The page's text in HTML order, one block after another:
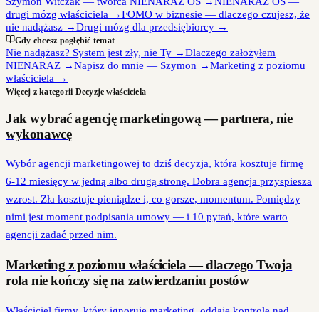
drugi mózg właściciela →FOMO w biznesie — dlaczego czujesz, że
nie nadążasz →Drugi mózg dla przedsiębiorcy →
Gdy chcesz pogłębić temat
Nie nadążasz? System jest zły, nie Ty →Dlaczego założyłem
NIENARAZ →Napisz do mnie — Szymon →Marketing z poziomu
właściciela →
Więcej z kategorii Decyzje właściciela
Jak wybrać agencję marketingową — partnera, nie
wykonawcę
Wybór agencji marketingowej to dziś decyzja, która kosztuje firmę
6-12 miesięcy w jedną albo drugą stronę. Dobra agencja przyspiesza
wzrost. Zła kosztuje pieniądze i, co gorsze, momentum. Pomiędzy
nimi jest moment podpisania umowy — i 10 pytań, które warto
agencji zadać przed nim.
Marketing z poziomu właściciela — dlaczego Twoja
rola nie kończy się na zatwierdzaniu postów